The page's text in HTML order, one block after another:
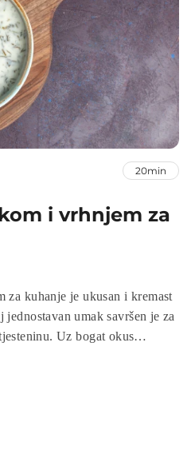
20min
i vrhnjem za
kuhanje je ukusan i kremast
umak savršen je za
Uz bogat okus